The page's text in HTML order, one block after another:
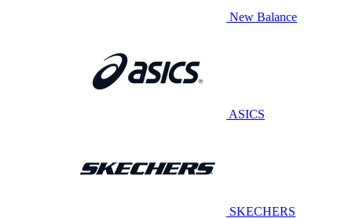
New Balance
ASICS
SKECHERS